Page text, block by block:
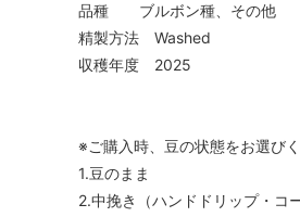
品種 ブルボン種、その他
精製方法 Washed
収穫年度 2025
※ご購入時、豆の状態をお選び
1.豆のまま
2.中挽き（ハンドドリップ・コ